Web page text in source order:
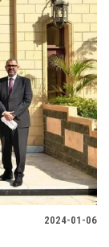
2024-01-06